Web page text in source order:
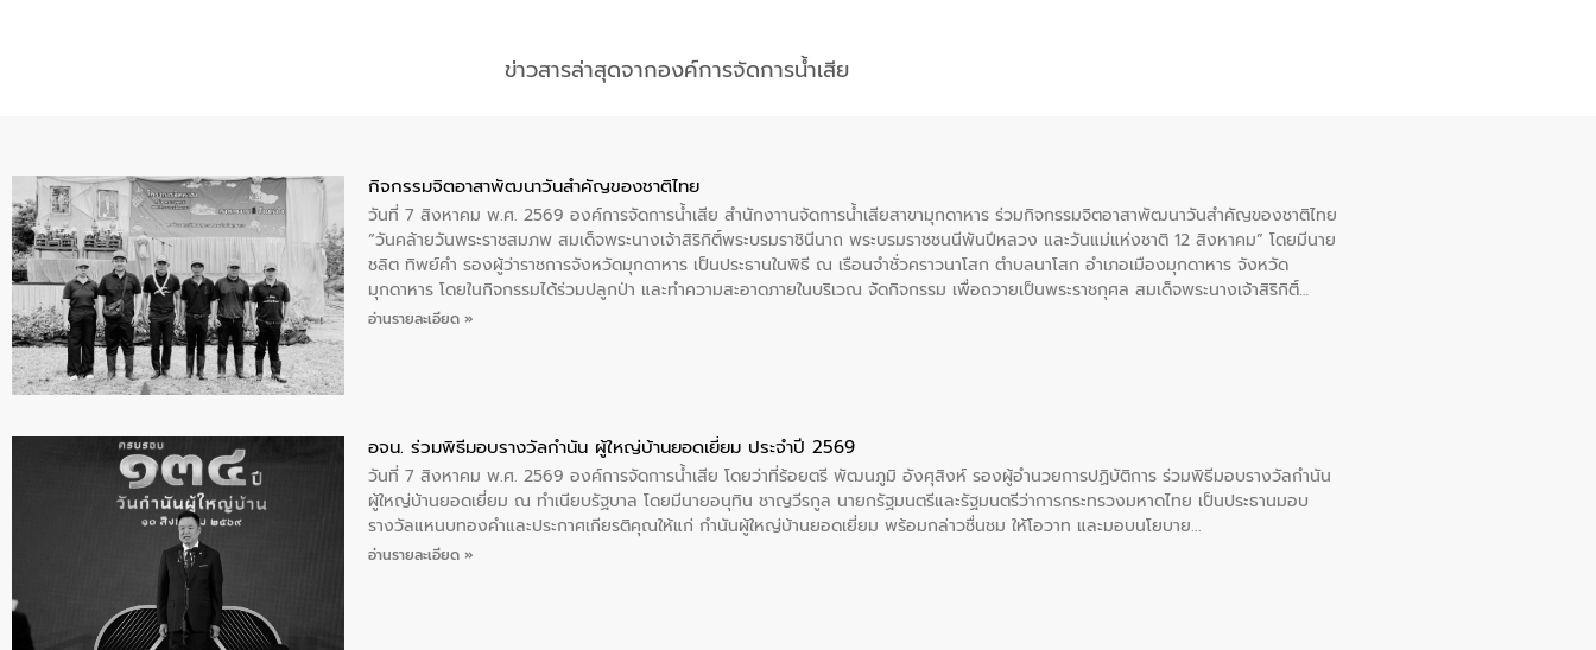
ข่าวสารล่าสุดจากองค์การจัดการน้ำเสีย
กิจกรรมจิตอาสาพัฒนาวันสําคัญของชาติไทย
วันที่ 7 สิงหาคม พ.ศ. 2569 องค์การจัดการน้ำเสีย สำนักงาานจัดการน้ำเสียสาขามุกดาหาร ร่วมกิจกรรมจิตอาสาพัฒนาวันสําคัญของชาติไทย
“วันคล้ายวันพระราชสมภพ สมเด็จพระนางเจ้าสิริกิติ์พระบรมราชินีนาถ พระบรมราชชนนีพันปีหลวง และวันแม่แห่งชาติ 12 สิงหาคม” โดยมีนาย
ชลิต ทิพย์คำ รองผู้ว่าราชการจังหวัดมุกดาหาร เป็นประธานในพิธี ณ เรือนจําชั่วคราวนาโสก ตําบลนาโสก อําเภอเมืองมุกดาหาร จังหวัด
มุกดาหาร โดยในกิจกรรมได้ร่วมปลูกป่า และทําความสะอาดภายในบริเวณ จัดกิจกรรม เพื่อถวายเป็นพระราชกุศล สมเด็จพระนางเจ้าสิริกิติ์
พระบรมราชินีนาถ พระบรมราชชนนีพันปีหลวง พร้อมถวายสัจปฏิญาณ ทำความดีด้วยหัวใจ
อ่านรายละเอียด »
อจน. ร่วมพิธีมอบรางวัลกำนัน ผู้ใหญ่บ้านยอดเยี่ยม ประจำปี 2569
วันที่ 7 สิงหาคม พ.ศ. 2569 องค์การจัดการน้ำเสีย โดยว่าที่ร้อยตรี พัฒนภูมิ อังศุสิงห์ รองผู้อำนวยการปฏิบัติการ ร่วมพิธีมอบรางวัลกำนัน
ผู้ใหญ่บ้านยอดเยี่ยม ณ ทำเนียบรัฐบาล โดยมีนายอนุทิน ชาญวีรกูล นายกรัฐมนตรีและรัฐมนตรีว่าการกระทรวงมหาดไทย เป็นประธานมอบ
รางวัลแหนบทองคำและประกาศเกียรติคุณให้แก่ กำนันผู้ใหญ่บ้านยอดเยี่ยม พร้อมกล่าวชื่นชม ให้โอวาท และมอบนโยบาย
อ่านรายละเอียด »